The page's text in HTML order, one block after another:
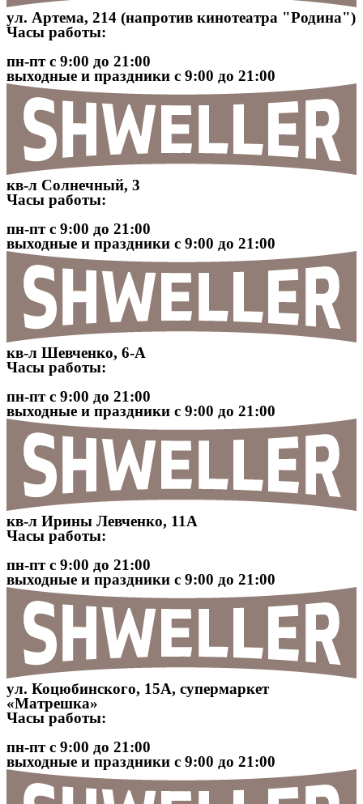
ул. Артема, 214 (напротив кинотеатра "Родина")
Часы работы:
пн-пт с 9:00 до 21:00
выходные и праздники с 9:00 до 21:00
кв-л Солнечный, 3
Часы работы:
пн-пт с 9:00 до 21:00
выходные и праздники с 9:00 до 21:00
кв-л Шевченко, 6-А
Часы работы:
пн-пт с 9:00 до 21:00
выходные и праздники с 9:00 до 21:00
кв-л Ирины Левченко, 11А
Часы работы:
пн-пт с 9:00 до 21:00
выходные и праздники с 9:00 до 21:00
ул. Коцюбинского, 15А, супермаркет
«Матрешка»
Часы работы:
пн-пт с 9:00 до 21:00
выходные и праздники с 9:00 до 21:00